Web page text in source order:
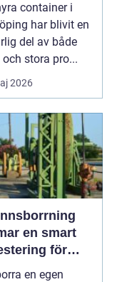
rivning
röjning
container i
har blivit en
del av både
stora pro...
2026
smart
för
och energi
en egen